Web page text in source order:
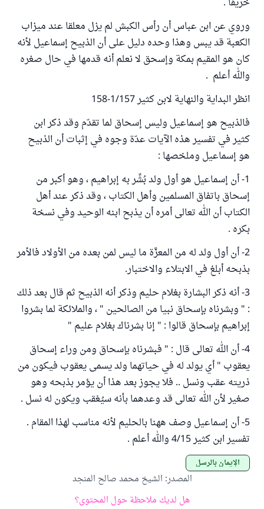
وروي عن ابن عباس أن رأس الكبش لم يزل معلقا عند ميزاب
الكعبة قد يبس وهذا وحده دليل على أن الذبيح إسماعيل لأنه
كان هو المقيم بمكة وإسحق لا نعلم أنه قدمها في حال صغره
والله أعلم .
انظر البداية والنهاية لابن كثير 1/157-158
فالذبيح هو إسماعيل وليس إسحاق لما تقدّم وقد ذكر ابن
كثير في تفسير هذه الآيات عدّة وجوه في إثبات أن الذبيح
هو إسماعيل وملخصها :
1- أن إسماعيل هو أول ولد بُشِّر به إبراهيم ، وهو أكبر من
إسحاق باتفاق المسلمين وأهل الكتاب ، وقد ذكر عند أهل
الكتاب أن الله تعالى أمره أن يذبح ابنه الوحيد وفي نسخة
بكره .
2- أن أول ولد له من المعزَّة ما ليس لمن بعده من الأولاد فالأمر
بذبحه أبلغ في الابتلاء والاختبار.
3- أنه ذكر البشارة بغلام حليم وذكر أنه الذبيح ثم قال بعد ذلك
: " وبشرناه بإسحاق نبيا من الصالحين " ، والملائكة لما بشروا
إبراهيم بإسحاق قالوا : " إنا بشرناك بغلام عليم "
4- أن الله تعالى قال : " فبشرناه بإسحاق ومن وراء إسحاق
يعقوب " أي يولد له في حياتهما ولد يسمى يعقوب فيكون من
ذريته عقب ونسل .. فلا يجوز بعد هذا أن يؤمر بذبحه وهو
صغير لأن الله تعالى قد وعدهما بأنه سيُعْقب ويكون له نسل .
5- أن إسماعيل وصف ههنا بالحليم لأنه مناسب لهذا المقام .
تفسير ابن كثير 4/15 والله أعلم .
الإيمان بالرسل
المصدر: الشيخ محمد صالح المنجد
هل لديك ملاحظة حول المحتوى؟